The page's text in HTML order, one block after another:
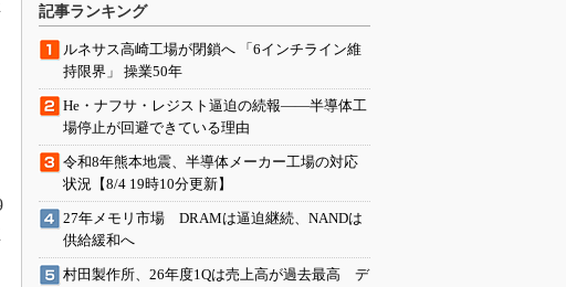
記事ランキング
ルネサス高崎工場が閉鎖へ 「6インチライン維
持限界」 操業50年
He・ナフサ・レジスト逼迫の続報――半導体工
場停止が回避できている理由
令和8年熊本地震、半導体メーカー工場の対応
状況【8/4 19時10分更新】
27年メモリ市場 DRAMは逼迫継続、NANDは
供給緩和へ
村田製作所、26年度1Qは売上高が過去最高 デ